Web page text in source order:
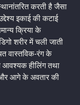
करती है जैसा
इकाई की कटाई
क्रिया के
शरीर में चली जाती
वास्तविक-रंग के
आवश्यक हीलिंग तथा
और आगे के अवतार की